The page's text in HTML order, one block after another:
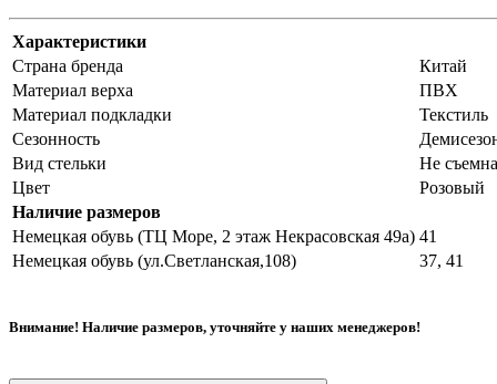
Характеристики
Страна бренда
Китай
Материал верха
ПВХ
Материал подкладки
Текстиль
Сезонность
Вид стельки
Не
Цвет
Розовый
Наличие размеров
Немецкая обувь (ТЦ Море, 2 этаж Некрасовская 49а) 41
Немецкая обувь (ул.Светланская,108)
37, 41
Внимание! Наличие размеров, уточняйте у наших менеджеров!